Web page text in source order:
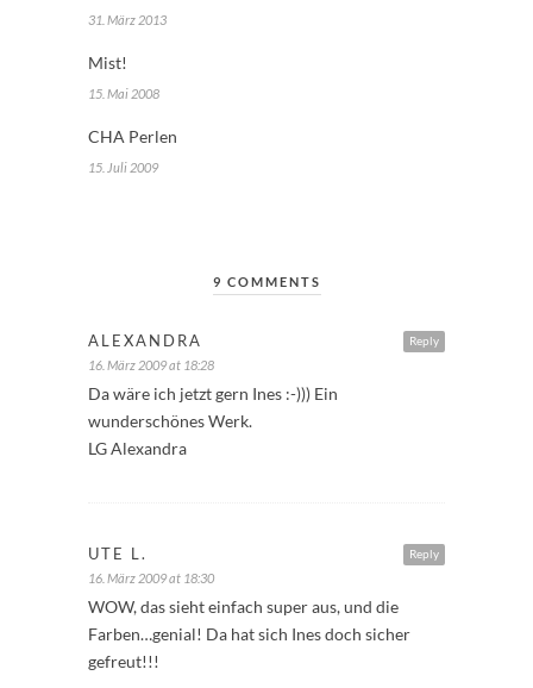
31. März 2013
Mist!
15. Mai 2008
CHA Perlen
15. Juli 2009
9 COMMENTS
Reply
ALEXANDRA
16. März 2009 at 18:28
Da wäre ich jetzt gern Ines :-))) Ein
wunderschönes Werk.
LG Alexandra
Reply
UTE L.
16. März 2009 at 18:30
WOW, das sieht einfach super aus, und die
Farben…genial! Da hat sich Ines doch sicher
gefreut!!!